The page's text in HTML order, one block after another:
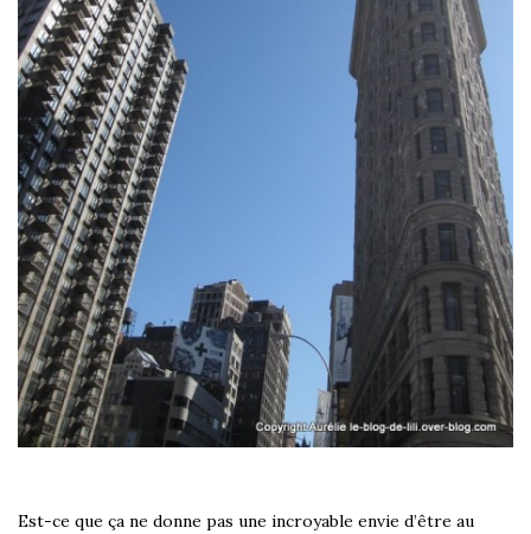
Est-ce que ça ne donne pas une incroyable envie d’être au